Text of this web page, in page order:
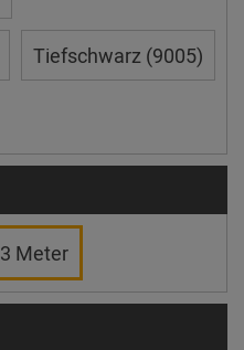
Tiefschwarz (9005)
3 Meter